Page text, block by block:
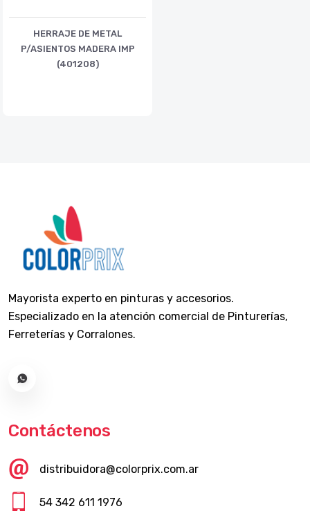
HERRAJE DE METAL
P/ASIENTOS MADERA IMP
(401208)
Mayorista experto en pinturas y accesorios.
Especializado en la atención comercial de Pinturerías,
Ferreterías y Corralones.
Contáctenos
distribuidora@colorprix.com.ar
54 342 611 1976